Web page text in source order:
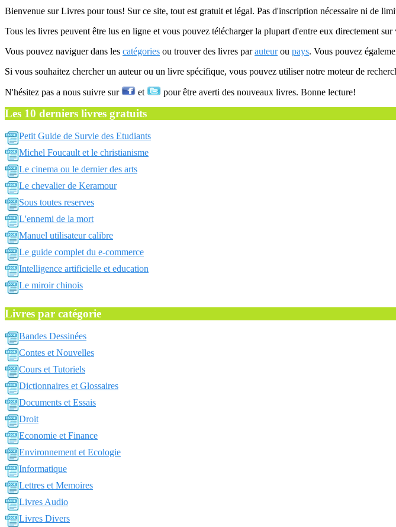
Bienvenue sur Livres pour tous! Sur ce site, tout est gratuit et légal. Pas d'inscription nécessaire ni de
Tous les livres peuvent être lus en ligne et vous pouvez télécharger la plupart d'entre eux directement
Vous pouvez naviguer dans les catégories ou trouver des livres parauteurou pays. Vous pouvez
Si vous souhaitez chercher un auteur ou un livre spécifique, vous pouvez utiliser notre moteur de
N'hésitez pas a nous suivre sur et pour être averti des nouveaux livres. Bonne lecture!
Les 10 derniers livres gratuits
Petit Guide de Survie des Etudiants
Michel Foucault et le christianisme
Le cinema ou le dernier des arts
Le chevalier de Keramour
Sous toutes reserves
L'ennemi de la mort
Manuel utilisateur calibre
Le guide complet du e-commerce
Intelligence artificielle et education
Le miroir chinois
Livres par catégorie
Bandes Dessinées
Contes et Nouvelles
Cours et Tutoriels
Dictionnaires et Glossaires
Documents et Essais
Droit
Economie et Finance
Environnement et Ecologie
Informatique
Lettres et Memoires
Livres Audio
Livres Divers